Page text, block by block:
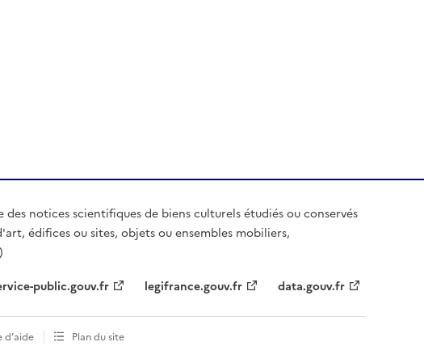
des notices scientifiques de biens culturels étudiés ou conservés
édifices ou sites, objets ou ensembles mobiliers,
public.gouv.fr legifrance.gouv.fr data.gouv.fr
d’aide Plan du site